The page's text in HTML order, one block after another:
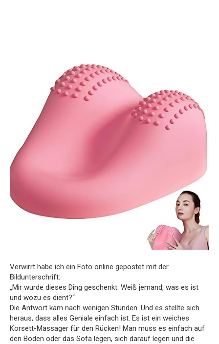
Verwirrt habe ich ein Foto online gepostet mit der
Bildunterschrift:
„Mir wurde dieses Ding geschenkt. Weiß jemand, was es ist
und wozu es dient?“
Die Antwort kam nach wenigen Stunden. Und es stellte sich
heraus, dass alles Geniale einfach ist: Es ist ein weiches
Korsett-Massager für den Rücken! Man muss es einfach auf
den Boden oder das Sofa legen, sich darauf legen und die